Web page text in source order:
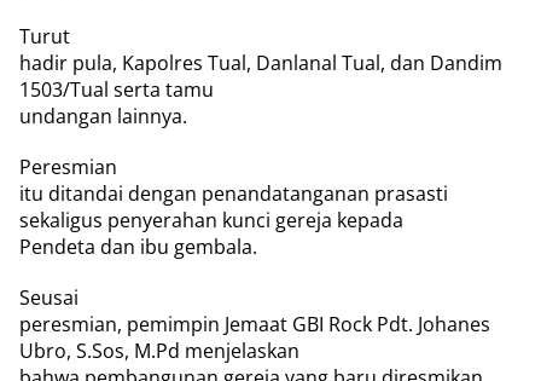
Turut
hadir pula, Kapolres Tual, Danlanal Tual, dan Dandim
1503/Tual serta tamu
undangan lainnya.
Peresmian
itu ditandai dengan penandatanganan prasasti
sekaligus penyerahan kunci gereja kepada
Pendeta dan ibu gembala.
Seusai
peresmian, pemimpin Jemaat GBI Rock Pdt. Johanes
Ubro, S.Sos, M.Pd menjelaskan